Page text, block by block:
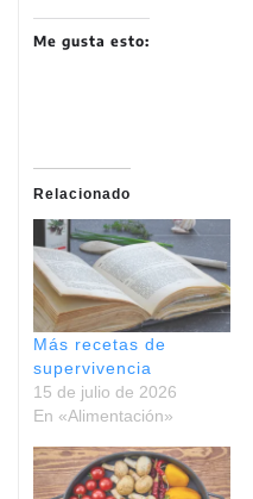
Me gusta esto:
Relacionado
Más recetas de
supervivencia
15 de julio de 2026
En «Alimentación»